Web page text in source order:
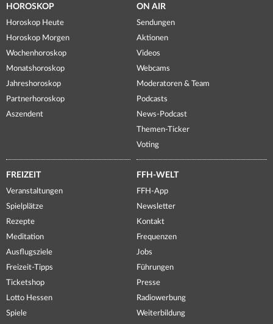
HOROSKOP
Horoskop Heute
Horoskop Morgen
Wochenhoroskop
Monatshoroskop
Jahreshoroskop
Partnerhoroskop
Aszendent
ON AIR
Sendungen
Aktionen
Videos
Webcams
Moderatoren & Team
Podcasts
News-Podcast
Themen-Ticker
Voting
FREIZEIT
Veranstaltungen
Spielplätze
Rezepte
Meditation
Ausflugsziele
Freizeit-Tipps
Ticketshop
Lotto Hessen
Spiele
FFH-WELT
FFH-App
Newsletter
Kontakt
Frequenzen
Jobs
Führungen
Presse
Radiowerbung
Weiterbildung